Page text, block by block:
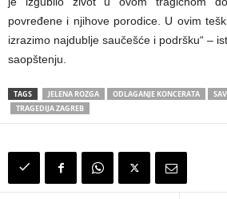
povređene i njihove porodice. U ovim
izrazimo najdublje saučešće i podršku“ –
saopštenju.
TAGS JELENA ROZGA ODLAGANJE KONCERATA
TRAGEDIJA ZAGREB